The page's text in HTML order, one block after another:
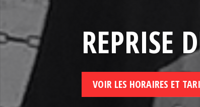
REPRISE
VOIR LES HORAIRES ET